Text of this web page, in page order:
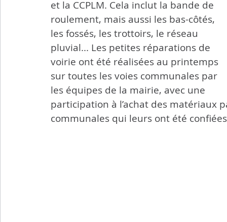
et la CCPLM. Cela inclut la bande de
roulement, mais aussi les bas-côtés,
les fossés, les trottoirs, le réseau
pluvial... Les petites réparations de
voirie ont été réalisées au printemps
sur toutes les voies communales par
les équipes de la mairie, avec une
participation à l’achat des matériaux
communales qui leurs ont été